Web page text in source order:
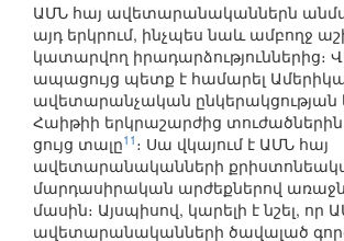
ԱՄՆ հայ ավետարանականներն
այդ երկրում, ինչպես նաև ամբողջ
կատարվող իրադարձություններից։
ապացույց պետք է համարել
ավետարանչական ընկերակցության
Հաիթիի երկրաշարժից տուժածներին
ցույց տալը11 ։ Սա վկայում է ԱՄՆ հայ
ավետարանականների
մարդասիրական արժեքներով
մասին։ Այսպիսով, կարելի է նշել, որ
ավետարանականների ծավալած